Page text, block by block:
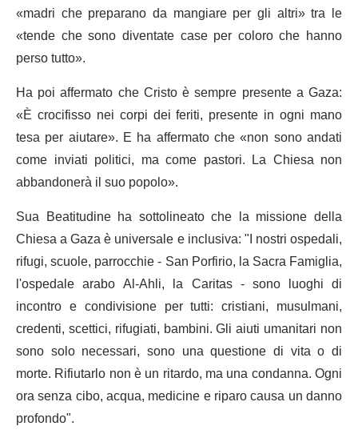
«madri che preparano da mangiare per gli altri» tra le
«tende che sono diventate case per coloro che hanno
perso tutto».
Ha poi affermato che Cristo è sempre presente a Gaza:
«È crocifisso nei corpi dei feriti, presente in ogni mano
tesa per aiutare». E ha affermato che «non sono andati
come inviati politici, ma come pastori. La Chiesa non
abbandonerà il suo popolo».
Sua Beatitudine ha sottolineato che la missione della
Chiesa a Gaza è universale e inclusiva: "I nostri ospedali,
rifugi, scuole, parrocchie - San Porfirio, la Sacra Famiglia,
l'ospedale arabo Al-Ahli, la Caritas - sono luoghi di
incontro e condivisione per tutti: cristiani, musulmani,
credenti, scettici, rifugiati, bambini. Gli aiuti umanitari non
sono solo necessari, sono una questione di vita o di
morte. Rifiutarlo non è un ritardo, ma una condanna. Ogni
ora senza cibo, acqua, medicine e riparo causa un danno
profondo".